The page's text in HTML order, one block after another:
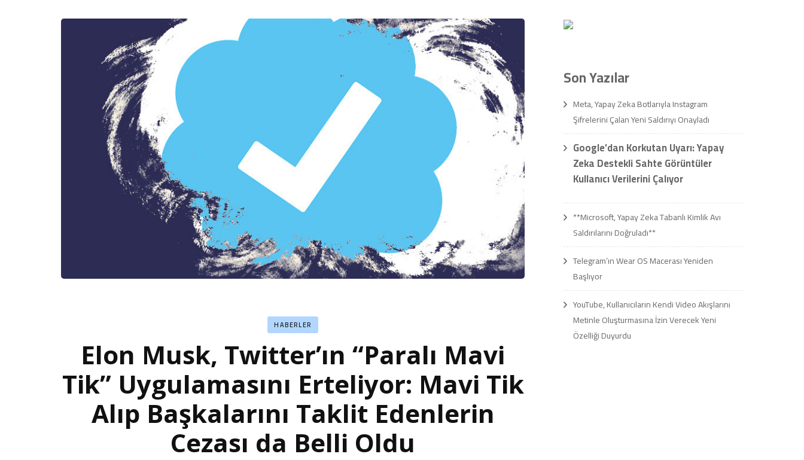
HABERLER
Elon Musk, Twitter’ın “Paralı Mavi
Tik” Uygulamasını Erteliyor: Mavi Tik
Alıp Başkalarını Taklit Edenlerin
Cezası da Belli Oldu
Son Yazılar
Meta, Yapay Zeka Botlarıyla Instagram
Şifrelerini Çalan Yeni Saldırıyı Onayladı
Google’dan Korkutan Uyarı: Yapay
Zeka Destekli Sahte Görüntüler
Kullanıcı Verilerini Çalıyor
**Microsoft, Yapay Zeka Tabanlı Kimlik Avı
Saldırılarını Doğruladı**
Telegram’ın Wear OS Macerası Yeniden
Başlıyor
YouTube, Kullanıcıların Kendi Video Akışlarını
Metinle Oluşturmasına İzin Verecek Yeni
Özelliği Duyurdu